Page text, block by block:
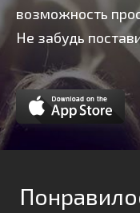
возможность
Не забудь